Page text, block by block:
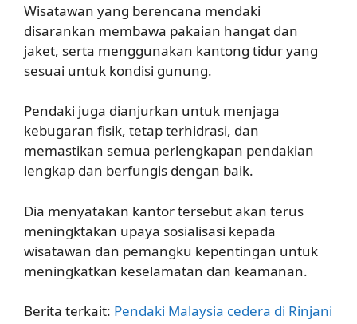
Wisatawan yang berencana mendaki
disarankan membawa pakaian hangat dan
jaket, serta menggunakan kantong tidur yang
sesuai untuk kondisi gunung.
Pendaki juga dianjurkan untuk menjaga
kebugaran fisik, tetap terhidrasi, dan
memastikan semua perlengkapan pendakian
lengkap dan berfungis dengan baik.
Dia menyatakan kantor tersebut akan terus
meningktakan upaya sosialisasi kepada
wisatawan dan pemangku kepentingan untuk
meningkatkan keselamatan dan keamanan.
Berita terkait: Pendaki Malaysia cedera di Rinjani